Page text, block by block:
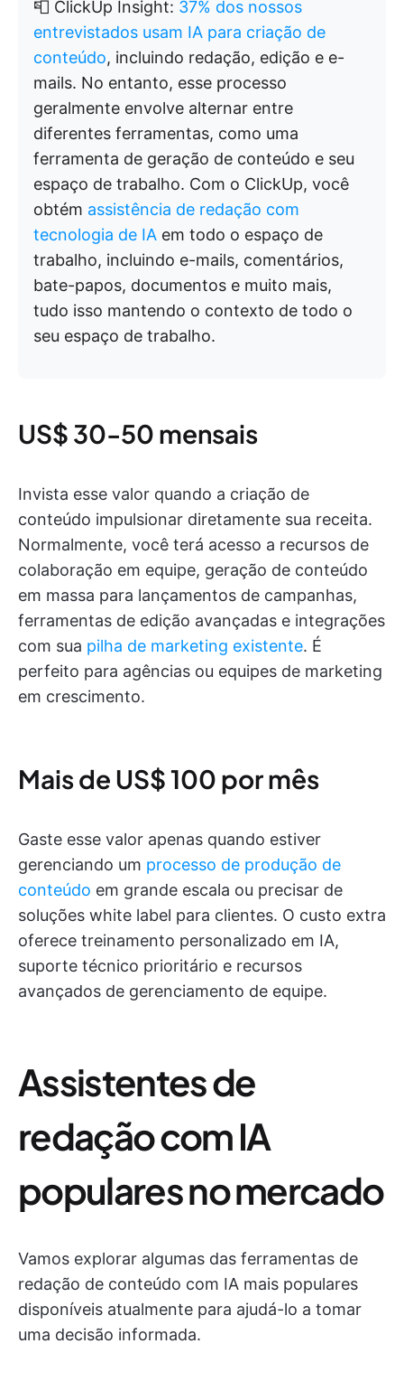
📮 ClickUp Insight: 37% dos nossos
entrevistados usam IA para criação de
conteúdo, incluindo redação, edição e e-
mails. No entanto, esse processo
geralmente envolve alternar entre
diferentes ferramentas, como uma
ferramenta de geração de conteúdo e seu
espaço de trabalho. Com o ClickUp, você
obtém assistência de redação com
tecnologia de IA em todo o espaço de
trabalho, incluindo e-mails, comentários,
bate-papos, documentos e muito mais,
tudo isso mantendo o contexto de todo o
seu espaço de trabalho.
US$ 30-50 mensais
Invista esse valor quando a criação de
conteúdo impulsionar diretamente sua receita.
Normalmente, você terá acesso a recursos de
colaboração em equipe, geração de conteúdo
em massa para lançamentos de campanhas,
ferramentas de edição avançadas e integrações
com sua pilha de marketing existente. É
perfeito para agências ou equipes de marketing
em crescimento.
Mais de US$ 100 por mês
Gaste esse valor apenas quando estiver
gerenciando um processo de produção de
conteúdo em grande escala ou precisar de
soluções white label para clientes. O custo extra
oferece treinamento personalizado em IA,
suporte técnico prioritário e recursos
avançados de gerenciamento de equipe.
Assistentes de
redação com IA
populares no mercado
Vamos explorar algumas das ferramentas de
redação de conteúdo com IA mais populares
disponíveis atualmente para ajudá-lo a tomar
uma decisão informada.